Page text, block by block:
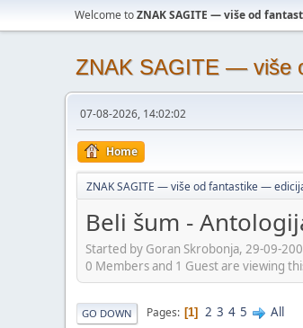
Welcome toZNAK SAGITE — više od
ZNAK SAGITE — više
07-08-2026, 14:02:02
Home
ZNAK SAGITE — više od fantastike —
Beli šum -
Started by Goran Skrobonja, 29-09-
0 Members and 1 Guest are viewing
GO DOWN Pages 1 2 3 4 5 All